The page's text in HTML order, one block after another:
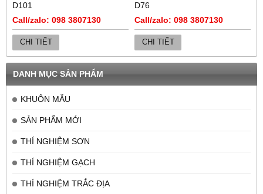
DANH MỤC SẢN PHẨM
KHUÔN MẪU
SẢN PHẨM MỚI
THÍ NGHIỆM SƠN
THÍ NGHIỆM GẠCH
THÍ NGHIỆM TRẮC ĐỊA
D101
Call/zalo: 098 3807130
CHI TIẾT
D76
Call/zalo: 098 3807130
CHI TIẾT